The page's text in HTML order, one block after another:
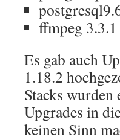
ffmpeg 3.3.1
Es gab auch
1.18.2
Stacks
Upgrades in
keinen Sinn